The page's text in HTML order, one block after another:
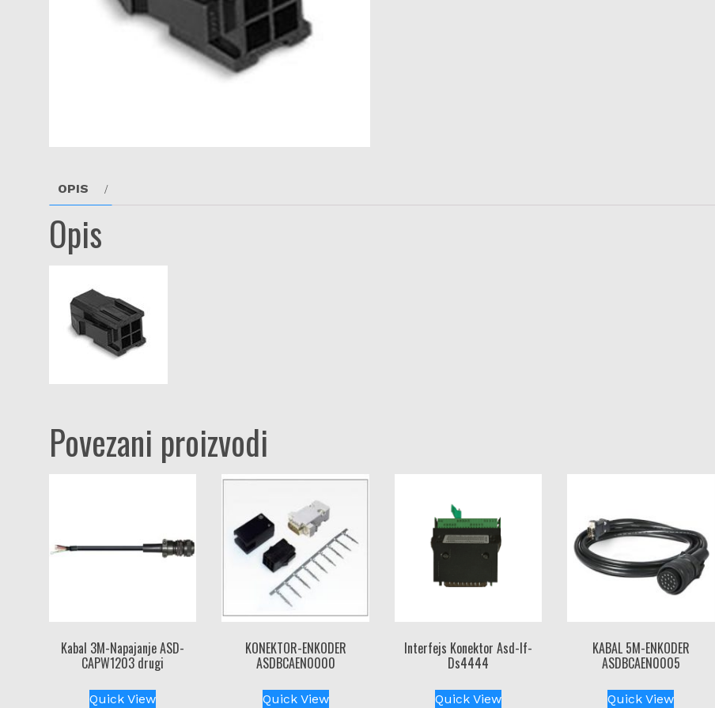
OPIS
Opis
Povezani proizvodi
Kabal 3M-Napajanje ASD-
CAPW1203 drugi
Quick View
KONEKTOR-ENKODER
ASDBCAEN0000
Quick View
Interfejs Konektor Asd-If-
Ds4444
Quick View
KABAL 5M-ENKODER
ASDBCAEN0005
Quick View